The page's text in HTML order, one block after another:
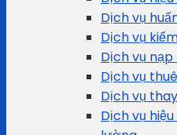
Dịch vụ
Dịch vụ
Dịch vụ
Dịch vụ
Dịch vụ
Dịch vụ